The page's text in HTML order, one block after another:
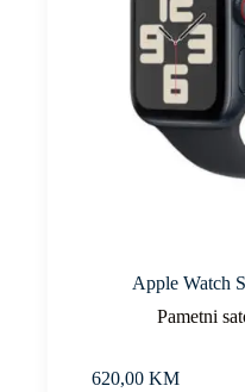
Apple Watch
Pametni
620,00 KM